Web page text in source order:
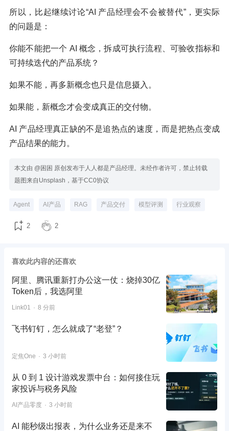
所以，比起继续讨论“AI 产品经理会不会被替代”，更实际
的问题是：
你能不能把一个 AI 概念，拆成可执行流程、可验收指标和
可持续迭代的产品系统？
如果不能，再多新概念也只是信息摄入。
如果能，新概念才会变成真正的交付物。
AI 产品经理真正缺的不是追热点的速度，而是把热点变成
产品结果的能力。
本文由 @困困 原创发布于人人都是产品经理。未经作者许可，禁止转载
题图来自Unsplash，基于CC0协议
Agent AI产品 RAG 产品交付 模型评测 行业观察
2 2
喜欢此内容的还喜欢
阿里、腾讯重新打办公这一仗：烧掉30亿
Token后，我选阿里
Link01 8 分前
飞书钉钉，怎么就成了“老登”？
定焦One 3 小时前
从 0 到 1 设计游戏发票中台：如何接住玩
家投诉与税务风险
AI产品零度 3 小时前
AI 能秒级出报表，为什么业务还是来不